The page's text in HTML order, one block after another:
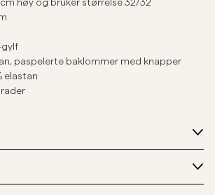
cm høy og bruker størrelse 32/32
gylf
paspelerte baklommer med knapper
elastan